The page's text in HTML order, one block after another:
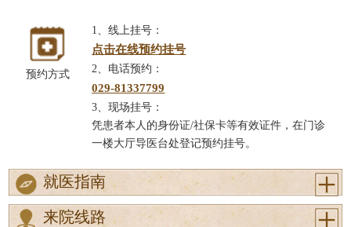
预约方式
1、线上挂号：
点击在线预约挂号
2、电话预约：
029-81337799
3、现场挂号：
凭患者本人的身份证/社保卡等有效证件，在门诊
一楼大厅导医台处登记预约挂号。
就医指南
来院线路